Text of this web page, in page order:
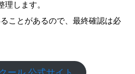
理します。
ことがあるので、最終確認は必